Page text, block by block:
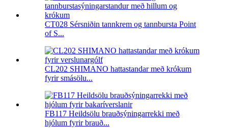
CT028 Sérsniðin tannkrem og tannbursta Point
of S...
CL202 SHIMANO hattastandar með krókum
fyrir smásölu...
FB117 Heildsölu brauðsýningarrekki með
hjólum fyrir brauð...